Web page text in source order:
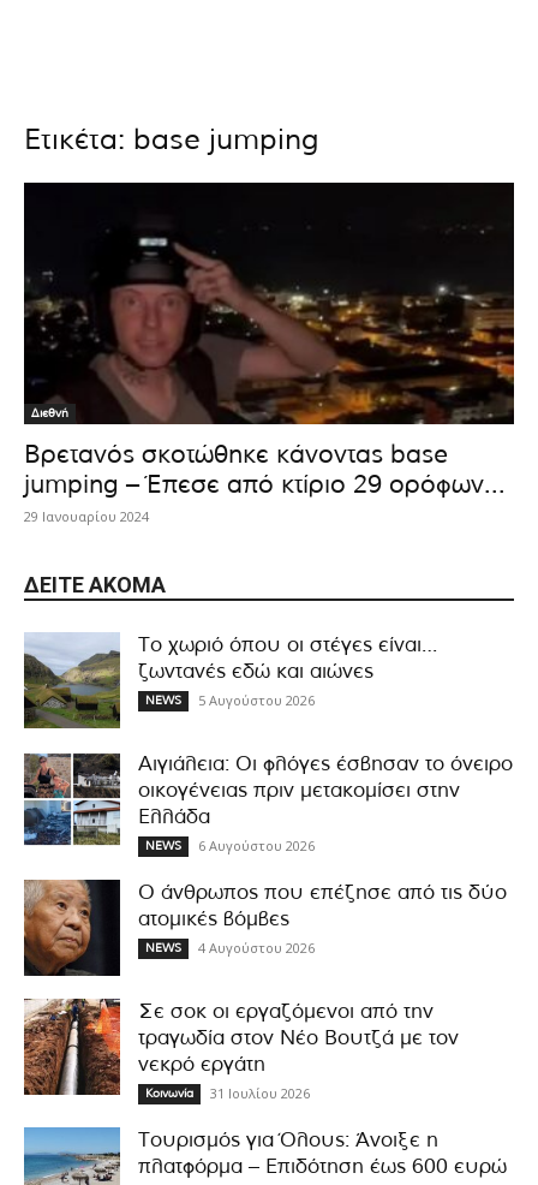
Ετικέτα: base jumping
Διεθνή
Βρετανός σκοτώθηκε κάνοντας base
jumping – Έπεσε από κτίριο 29 ορόφων...
29 Ιανουαρίου 2024
ΔΕΊΤΕ ΑΚΌΜΑ
Το χωριό όπου οι στέγες είναι…
ζωντανές εδώ και αιώνες
NEWS 5 Αυγούστου 2026
Αιγιάλεια: Οι φλόγες έσβησαν το όνειρο
οικογένειας πριν μετακομίσει στην
Ελλάδα
NEWS 6 Αυγούστου 2026
Ο άνθρωπος που επέζησε από τις δύο
ατομικές βόμβες
NEWS 4 Αυγούστου 2026
Σε σοκ οι εργαζόμενοι από την
τραγωδία στον Νέο Βουτζά με τον
νεκρό εργάτη
Κοινωνία 31 Ιουλίου 2026
Τουρισμός για Όλους: Άνοιξε η
πλατφόρμα – Επιδότηση έως 600 ευρώ